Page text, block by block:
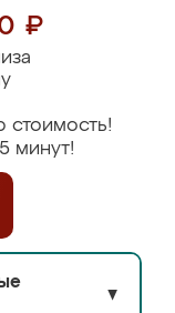
₽
стоимость!
минут!
▼